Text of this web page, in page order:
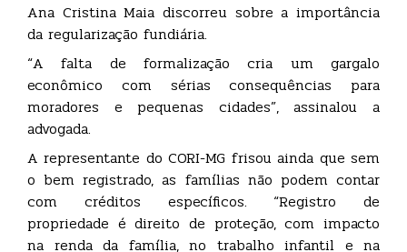
Ana Cristina Maia discorreu sobre a importância
da regularização fundiária.
“A falta de formalização cria um gargalo
econômico com sérias consequências para
moradores e pequenas cidades”, assinalou a
advogada.
A representante do CORI-MG frisou ainda que sem
o bem registrado, as famílias não podem contar
com créditos específicos. “Registro de
propriedade é direito de proteção, com impacto
na renda da família, no trabalho infantil e na